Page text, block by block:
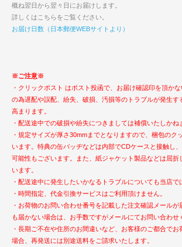
概ね翌日から翌々日にお届けします。
詳しくはこちらをご覧ください。
お届け日数（日本郵便WEBサイトより）
※ご注意※
・クリックポスト はポスト投函で、お届け確認印を頂か
の為遅配や誤配、紛失、破損、汚損等のトラブルが発生す
高まります。
・配送途中での破損や紛失につきましては補償いたしかね
・規定サイズが厚さ30mmまでとなりますので、梱包のク
います。特典の缶バッヂなどは内部でCDケースと接触し
可能性もございます。また、紙ジャケット製品などは屈折
います。
・配送途中に発生したいかなるトラブルについても当店で
・時間指定、代金引換サービスはご利用頂けません。
・お荷物のお問い合わせ番号を記載した注文確認メールが
も届かない場合は、お手数ですがメールにてお問い合わせ
・長期ご不在や住所のお間違いなど、お客様のご都合でお
場合、再発送には別途送料をご請求いたします。